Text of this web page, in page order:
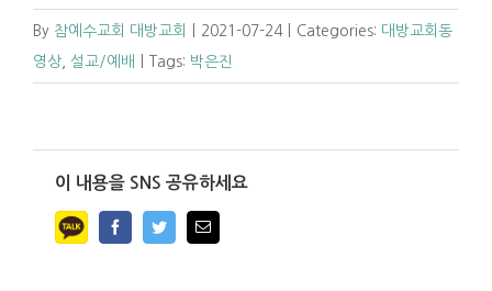
By 참예수교회 대방교회 2021-07-24 Categories: 대방교회동
영상
설교/예배 Tags: 박은진
이 내용을 SNS 공유하세요
FacebookTwitterEmail